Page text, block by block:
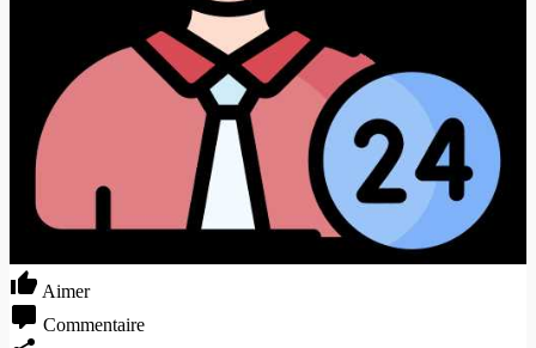
Aimer
Commentaire